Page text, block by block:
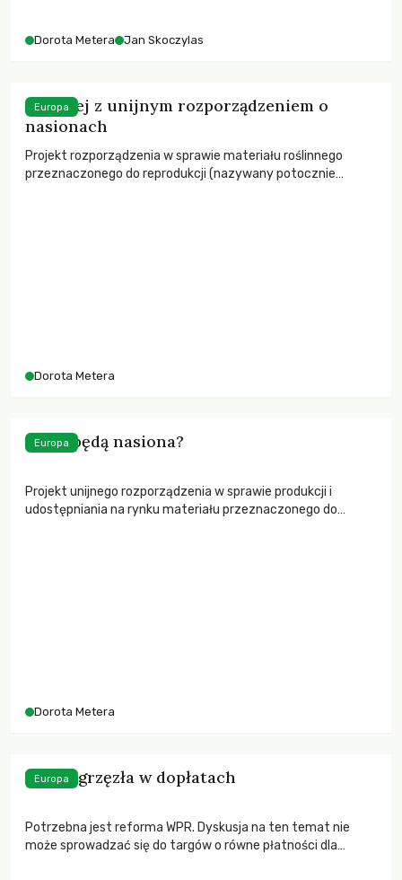
Dorota Metera Jan Skoczylas
Co dalej z unijnym rozporządzeniem o
nasionach
Projekt rozporządzenia w sprawie materiału roślinnego
przeznaczonego do reprodukcji (nazywany potocznie
Dorota Metera
Europa
Czyje będą nasiona?
Projekt unijnego rozporządzenia w sprawie produkcji i
udostępniania na rynku materiału przeznaczonego do
Dorota Metera
Europa
Wieś ugrzęzła w dopłatach
Potrzebna jest reforma WPR. Dyskusja na ten temat nie
może sprowadzać się do targów o równe płatności dla
Europa